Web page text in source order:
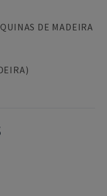
DE MADEIRA